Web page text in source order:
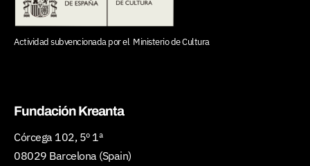
Actividad subvencionada por el Ministerio de Cultura
Fundación Kreanta
Córcega 102, 5º 1ª
08029 Barcelona (Spain)